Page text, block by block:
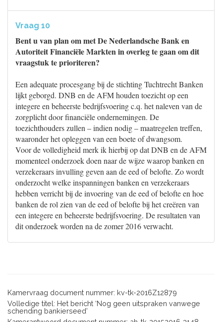
Vraag 10
Bent u van plan om met De Nederlandsche Bank en
Autoriteit Financiële Markten in overleg te gaan om dit
vraagstuk te prioriteren?
Een adequate procesgang bij de stichting Tuchtrecht Banken
lijkt geborgd. DNB en de AFM houden toezicht op een
integere en beheerste bedrijfsvoering c.q. het naleven van de
zorgplicht door financiële ondernemingen. De
toezichthouders zullen – indien nodig – maatregelen treffen,
waaronder het opleggen van een boete of dwangsom.
Voor de volledigheid merk ik hierbij op dat DNB en de AFM
momenteel onderzoek doen naar de wijze waarop banken en
verzekeraars invulling geven aan de eed of belofte. Zo wordt
onderzocht welke inspanningen banken en verzekeraars
hebben verricht bij de invoering van de eed of belofte en hoe
banken de rol zien van de eed of belofte bij het creëren van
een integere en beheerste bedrijfsvoering. De resultaten van
dit onderzoek worden na de zomer 2016 verwacht.
Kamervraag document nummer: kv-tk-2016Z12879
Volledige titel: Het bericht ‘Nog geen uitspraken vanwege
schending bankierseed’